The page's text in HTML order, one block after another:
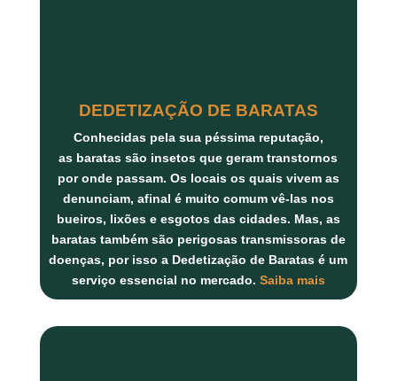
DEDETIZAÇÃO DE BARATAS
Conhecidas pela sua péssima reputação,
as baratassão insetos que geram transtornos
por onde passam. Os locais os quais vivem as
denunciam, afinal é muito comum vê-las nos
bueiros, lixões e esgotos das cidades. Mas, as
baratas também são perigosas transmissoras de
doenças, por isso a Dedetização de Baratas é um
serviço essencial no mercado. Saiba mais